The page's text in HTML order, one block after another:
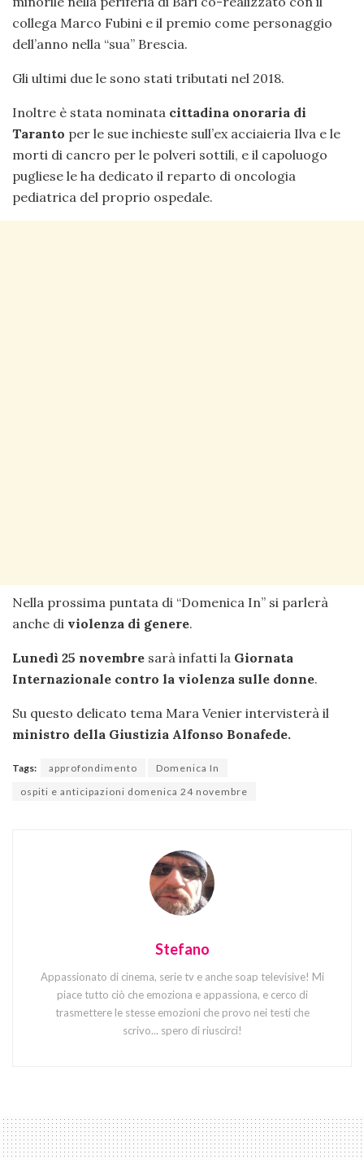
collega Marco Fubini e il premio come personaggio
dell’anno nella “sua” Brescia.
Gli ultimi due le sono stati tributati nel 2018.
Inoltre è stata nominata cittadina onoraria di
Taranto per le sue inchieste sull’ex acciaieria Ilva e le
morti di cancro per le polveri sottili, e il capoluogo
pugliese le ha dedicato il reparto di oncologia
pediatrica del proprio ospedale.
Nella prossima puntata di “Domenica In” si parlerà
anche di violenza di genere.
Lunedì 25 novembre sarà infatti la Giornata
Internazionale contro la violenza sulle donne.
Su questo delicato tema Mara Venier intervisterà il
ministro della Giustizia Alfonso Bonafede.
Tags: approfondimento
Domenica In
ospiti e anticipazioni domenica 24 novembre
Stefano
Appassionato di cinema, serie tv e anche soap televisive! Mi
piace tutto ciò che emoziona e appassiona, e cerco di
trasmettere le stesse emozioni che provo nei testi che
scrivo... spero di riuscirci!